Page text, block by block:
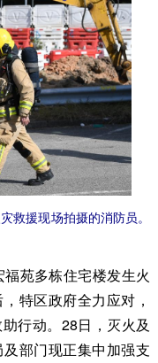
救援现场拍摄的消防员。
苑多栋住宅楼发生火
特区政府全力应对，
行动。28日，灭火及
部门现正集中加强支